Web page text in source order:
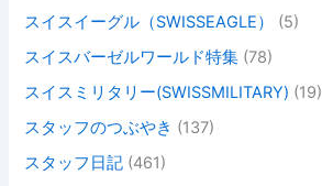
スイスイーグル（SWISSEAGLE）
(5)
スイスバーゼルワールド特集 (78)
スイスミリタリー(SWISSMILITARY) (19)
スタッフのつぶやき (137)
スタッフ日記 (461)